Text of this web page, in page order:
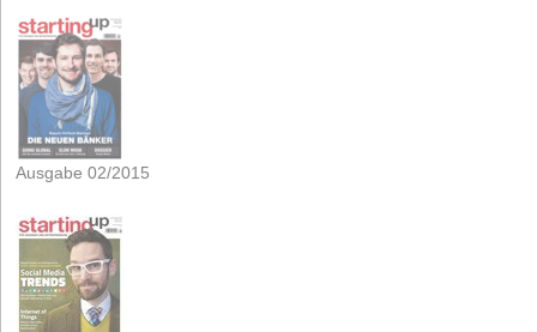
Ausgabe 02/2015